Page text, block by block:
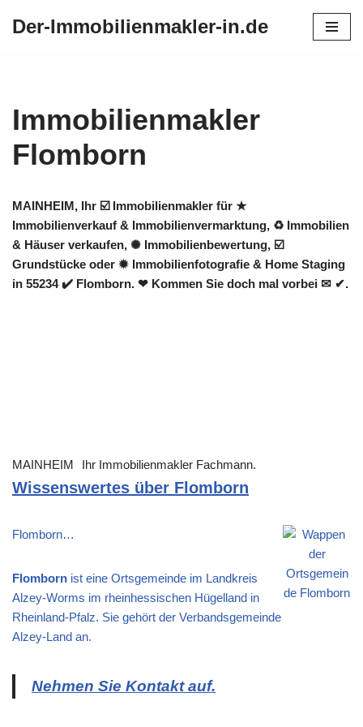
Der-Immobilienmakler-in.de
Immobilienmakler
Flomborn
MAINHEIM, Ihr ☑️ Immobilienmakler für ★
Immobilienverkauf & Immobilienvermarktung, ♻ Immobilien
& Häuser verkaufen, ✺ Immobilienbewertung, ☑️
Grundstücke oder ✹ Immobilienfotografie & Home Staging
in 55234 ✔️ Flomborn. ❤ Kommen Sie doch mal vorbei ✉ ✔.
MAINHEIM Ihr Immobilienmakler Fachmann.
Wissenswertes über Flomborn
Flomborn…
Flomborn ist eine Ortsgemeinde im Landkreis
Alzey-Worms im rheinhessischen Hügelland in
Rheinland-Pfalz. Sie gehört der Verbandsgemeinde
Alzey-Land an.
Nehmen Sie Kontakt auf.